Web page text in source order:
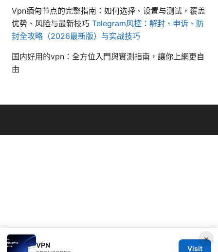
Vpn缅甸节点的完整指南：如何选择、设置与测试，覆盖
优势、风险与最新技巧 Telegram风控：解封、申诉、防
封全攻略（2026最新版）与实战技巧
国内好用的vpn：全方位入門與實測指南，讓你上網更自
由
×
VPN Visit